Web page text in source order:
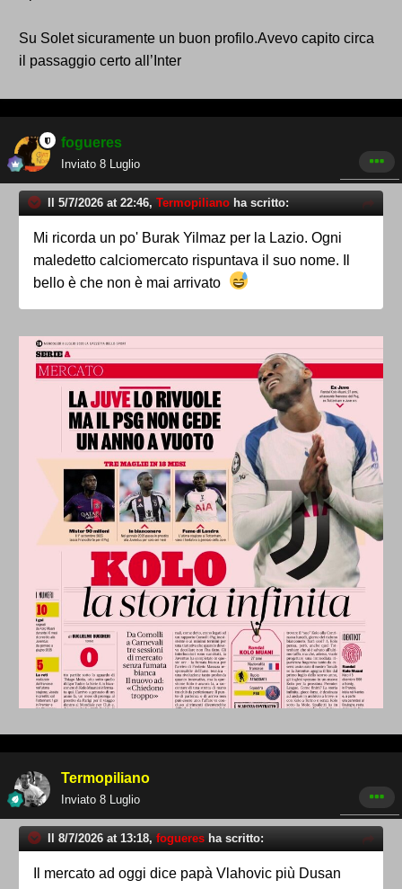
Su Solet sicuramente un buon profilo.Avevo capito circa
il passaggio certo all’Inter
fogueres
Inviato 8 Luglio
Il 5/7/2026 at 22:46, Termopiliano ha scritto:
Mi ricorda un po' Burak Yilmaz per la Lazio. Ogni
maledetto calciomercato rispuntava il suo nome. Il
bello è che non è mai arrivato
Termopiliano
Inviato 8 Luglio
Il 8/7/2026 at 13:18, fogueres ha scritto:
Il mercato ad oggi dice papà Vlahovic più Dusan